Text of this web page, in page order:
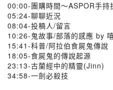
00:00-團購時間～ASPOR手持
05:24-聊聊近況
08:04-投稿人/留言
10:26-鬼故事/部落的感應 by
15:41-科普/阿拉伯食屍鬼傳說
18:05-食屍鬼的傳說起源
23:13-古蘭經中的精靈(Jinn)
34:58-一劍必殺技